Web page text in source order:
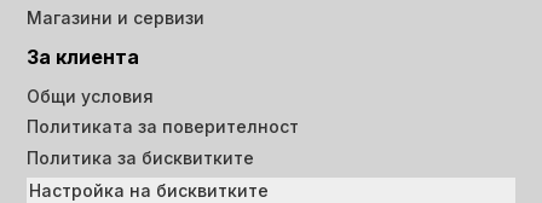
Магазини и сервизи
За клиента
Общи условия
Политиката за поверителност
Политика за бисквитките
Настройка на бисквитките